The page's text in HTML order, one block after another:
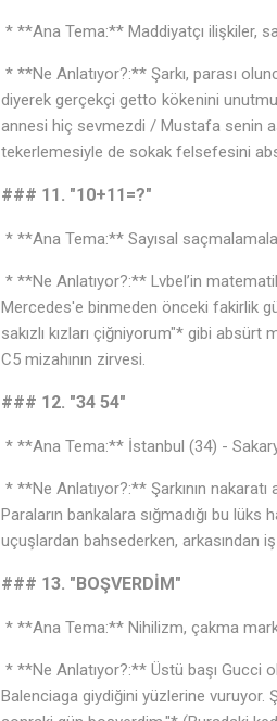
* **Ana Tema:** Maddiyatçı ilişkiler,
* **Ne Anlatıyor?:** Şarkı, parası
diyerek gerçekçi getto kökenini
annesi hiç sevmezdi / Mustafa senin
tekerlemesiyle de sokak felsefesini
### 11. "10+11=?"
* **Ana Tema:** Sayısal
* **Ne Anlatıyor?:** Lvbel’in
Mercedes'e binmeden önceki fakirlik
sakızlı kızları çiğniyorum"* gibi
C5 mizahının zirvesi.
### 12. "34 54"
* **Ana Tema:** İstanbul (34) -
* **Ne Anlatıyor?:** Şarkının
Paraların bankalara sığmadığı bu
uçuşlardan bahsederken, arkasından
### 13. "BOŞVERDİM"
* **Ana Tema:** Nihilizm, çakma
* **Ne Anlatıyor?:** Üstü başı Gucci
Balenciaga giydiğini yüzlerine vuruyor.